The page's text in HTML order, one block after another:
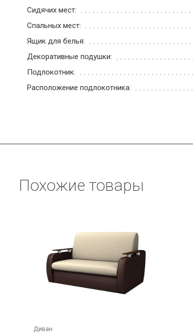
Сидячих мест:
Спальных мест:
Ящик для белья:
Декоративные подушки:
Подлокотник:
Расположение подлокотника:
Похожие товары
Диван